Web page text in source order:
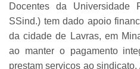
Docentes da Universidade
SSind.) tem dado apoio
da cidade de Lavras, em
ao manter o pagamento
prestam serviços ao